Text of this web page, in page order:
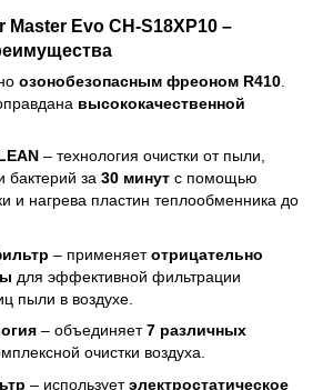
Evo CH-S18XP10 –
озонобезопасным фреоном R410.
высококачественной
– технология очистки от пыли,
бактерий за 30 минут с помощью
и нагрева пластин теплообменника до
– применяетотрицательно
для эффективной фильтрации
пыли в воздухе.
– объединяет7 различных
очистки воздуха.
– используетэлектростатическое